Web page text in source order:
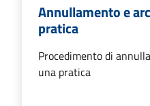
Annullamento e
pratica
Procedimento di
una pratica